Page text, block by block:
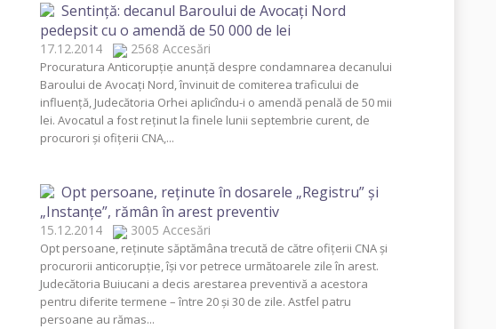
Sentinţă: decanul Baroului de Avocaţi Nord
pedepsit cu o amendă de 50 000 de lei
17.12.2014 2568 Accesări
Procuratura Anticorupţie anunţă despre condamnarea decanului
Baroului de Avocaţi Nord, învinuit de comiterea traficului de
influenţă, Judecătoria Orhei aplicîndu-i o amendă penală de 50 mii
lei. Avocatul a fost reţinut la finele lunii septembrie curent, de
procurori şi ofiţerii CNA,...
Opt persoane, reţinute în dosarele „Registru” şi
„Instanţe”, rămân în arest preventiv
15.12.2014 3005 Accesări
Opt persoane, reţinute săptămâna trecută de către ofiţerii CNA şi
procurorii anticorupţie, îşi vor petrece următoarele zile în arest.
Judecătoria Buiucani a decis arestarea preventivă a acestora
pentru diferite termene – între 20 şi 30 de zile. Astfel patru
persoane au rămas...